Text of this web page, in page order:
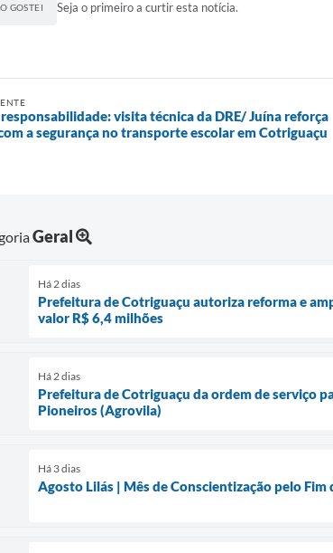
GOSTEI Seja o primeiro a curtir esta notícia.
responsabilidade: visita técnica da DRE/ Juína reforça
a segurança no transporte escolar em Cotriguaçu
Geral
Há 2 dias
Prefeitura de Cotriguaçu autoriza reforma e
valor R$ 6,4 milhões
Há 2 dias
Prefeitura de Cotriguaçu da ordem de serviço
Pioneiros (Agrovila)
Há 3 dias
Agosto Lilás | Mês de Conscientização pelo